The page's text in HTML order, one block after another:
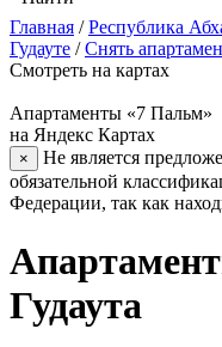
Главная /Республика
Гудауте /Снять
Смотреть на картах
Апартаменты «7 Пальм»
на Яндекс Картах
×
Не является
обязательной
Федерации, так как
Гудаута